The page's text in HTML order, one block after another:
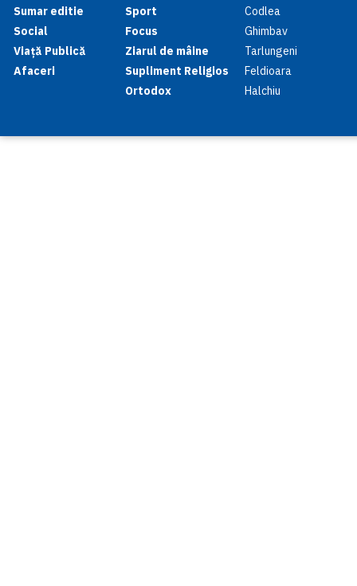
Sumar editie
Social
Viață Publică
Afaceri
Sport
Focus
Ziarul de mâine
Supliment Religios
Ortodox
Codlea
Ghimbav
Tarlungeni
Feldioara
Halchiu